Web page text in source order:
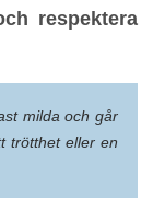
respektera
milda och går
trötthet eller en